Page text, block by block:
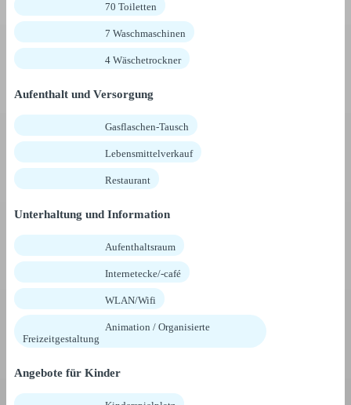
70 Toiletten
7 Waschmaschinen
4 Wäschetrockner
Aufenthalt und Versorgung
Gasflaschen-Tausch
Lebensmittelverkauf
Restaurant
Unterhaltung und Information
Aufenthaltsraum
Internetecke/-café
WLAN/Wifi
Animation / Organisierte
Freizeitgestaltung
Angebote für Kinder